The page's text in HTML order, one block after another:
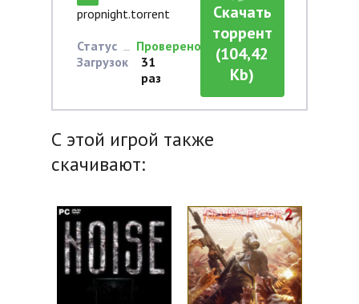
propnight.torrent
Статус
Проверено
Загрузок
31
раз
Скачать
торрент
(104,42
Kb)
С этой игрой также
скачивают: